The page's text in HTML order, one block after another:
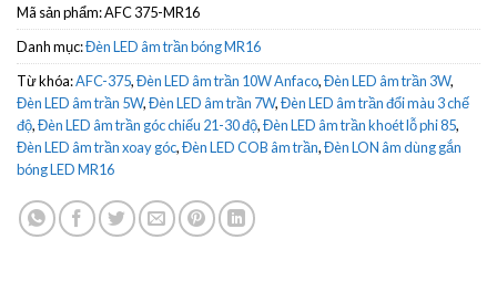
Mã sản phẩm:AFC 375-MR16
Danh mục:Đèn LED âm trần bóng MR16
Từ khóa:AFC-375,Đèn LED âm trần 10W Anfaco,Đèn LED âm trần 3W,
Đèn LED âm trần 5W,Đèn LED âm trần 7W,Đèn LED âm trần đổi màu 3 chế
độ,Đèn LED âm trần góc chiếu 21-30 độ,Đèn LED âm trần khoét lỗ phi 85,
Đèn LED âm trần xoay góc,Đèn LED COB âm trần,Đèn LON âm dùng gắn
bóng LED MR16